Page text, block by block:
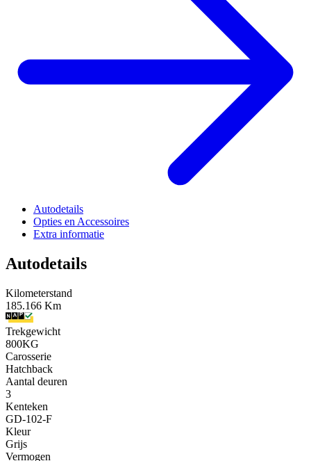
Autodetails
Opties en Accessoires
Extra informatie
Autodetails
Kilometerstand
185.166 Km
Trekgewicht
800KG
Carosserie
Hatchback
Aantal deuren
3
Kenteken
GD-102-F
Kleur
Grijs
Vermogen